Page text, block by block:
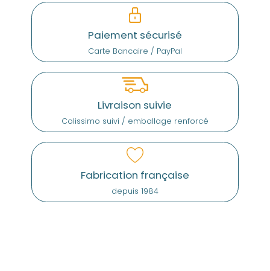
Paiement sécurisé
Carte Bancaire / PayPal
Livraison suivie
Colissimo suivi / emballage renforcé
Fabrication française
depuis 1984